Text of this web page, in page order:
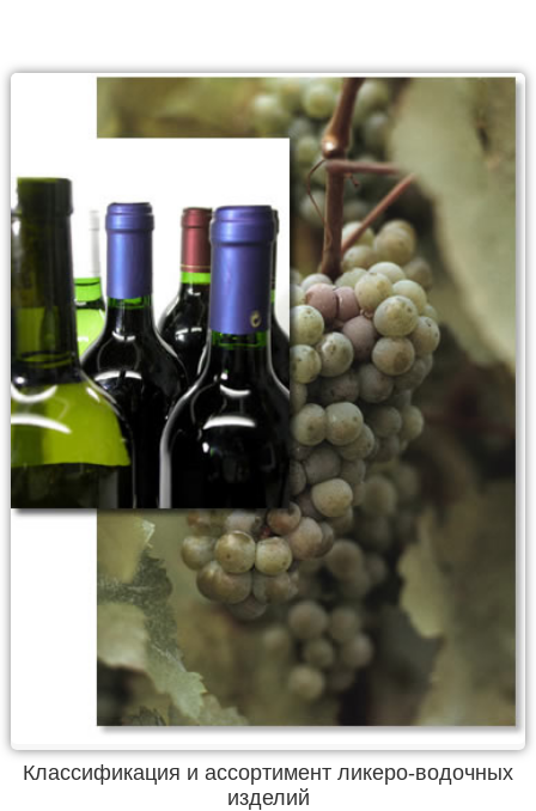
Классификация и ассортимент ликеро-водочных
изделий